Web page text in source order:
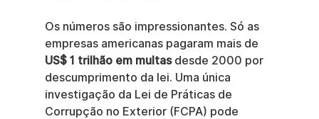
Os números são impressionantes. Só as
empresas americanas pagaram mais de
US$ 1 trilhão em multas desde 2000 por
descumprimento da lei. Uma única
investigação da Lei de Práticas de
Corrupção no Exterior (FCPA) pode